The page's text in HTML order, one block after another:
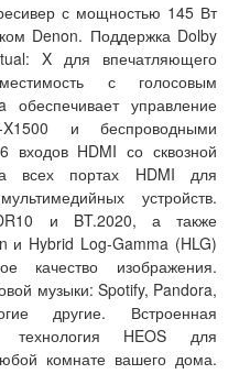
с мощностью 145 Вт
Denon. Поддержка Dolby
X для впечатляющего
с голосовым
управление
X1500 и беспроводными
входов HDMI со сквозной
всех портах HDMI для
устройств.
и BT.2020, а также
и Hybrid Log-Gamma (HLG)
качество изображения.
музыки: Spotify, Pandora,
другие. Встроенная
технология HEOS для
комнате вашего дома.